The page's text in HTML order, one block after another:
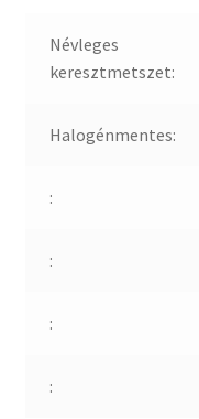
Névleges
keresztmetszet:
Halogénmentes:
:
:
:
: